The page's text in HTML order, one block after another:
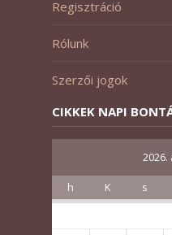
Regisztráció
Rólunk
Szerzői jogok
CIKKEK NAPI
h K s